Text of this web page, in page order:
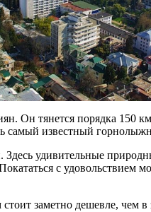
Он тянется порядка
самый известный
удивительные
с
заметно дешевле,